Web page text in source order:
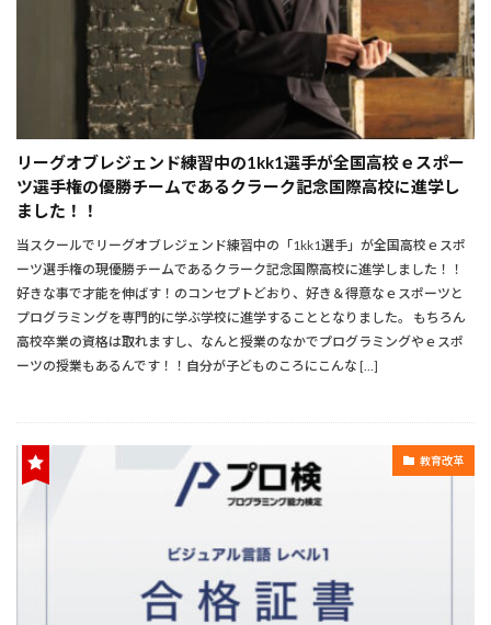
リーグオブレジェンド練習中の1kk1選手が全国高校ｅスポー
ツ選手権の優勝チームであるクラーク記念国際高校に進学し
ました！！
当スクールでリーグオブレジェンド練習中の「1kk1選手」が全国高校ｅスポ
ーツ選手権の現優勝チームであるクラーク記念国際高校に進学しました！！
好きな事で才能を伸ばす！のコンセプトどおり、好き＆得意なｅスポーツと
プログラミングを専門的に学ぶ学校に進学することとなりました。 もちろん
高校卒業の資格は取れますし、なんと授業のなかでプログラミングやｅスポ
ーツの授業もあるんです！！自分が子どものころにこんな […]
教育改革